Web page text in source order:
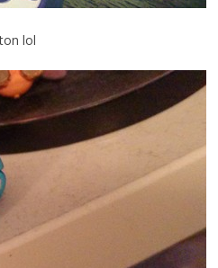
lol